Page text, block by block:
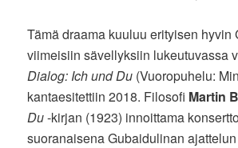
Tämä draama kuuluu erityisen hyvin
viimeisiin sävellyksiin lukeutuvassa
Dialog: Ich und Du (Vuoropuhelu:
kantaesitettiin 2018. Filosofi Martin
Du-kirjan (1923) innoittama
suoranaisena Gubaidulinan